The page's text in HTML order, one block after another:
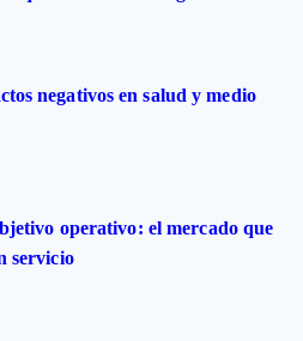
negativos en salud y medio
operativo: el mercado que
servicio